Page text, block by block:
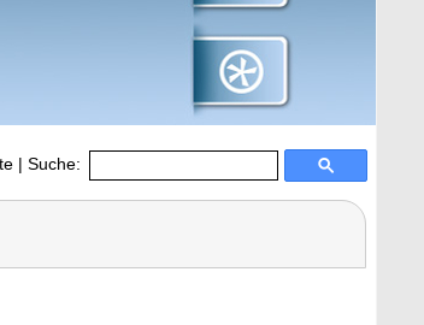
| Suche: